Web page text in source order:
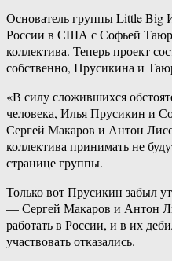
Основатель группы Little Big
России в США с Софьей
коллектива. Теперь проект
собственно, Прусикина и
«В силу сложившихся
человека, Илья Прусикин и
Сергей Макаров и Антон
коллектива принимать не
странице группы.
Только вот Прусикин забыл
— Сергей Макаров и Антон
работать в России, и в их
участвовать отказались.